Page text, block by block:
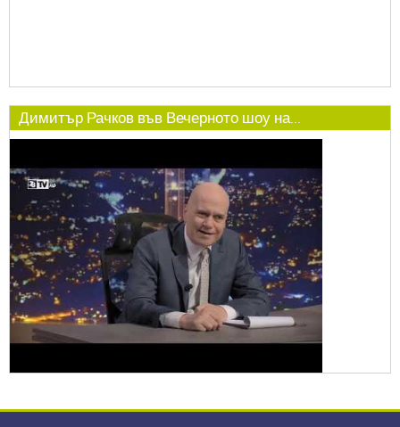
Димитър Рачков във Вечерното шоу на...